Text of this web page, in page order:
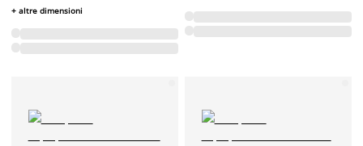
+ altre dimensioni